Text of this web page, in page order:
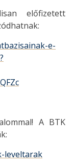
előfizetett
e-
A BTK
leveltarak